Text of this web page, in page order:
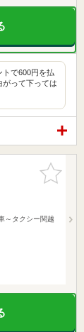
トで600円を払
がって下っては
お気に入
りに追加
～タクシー関越